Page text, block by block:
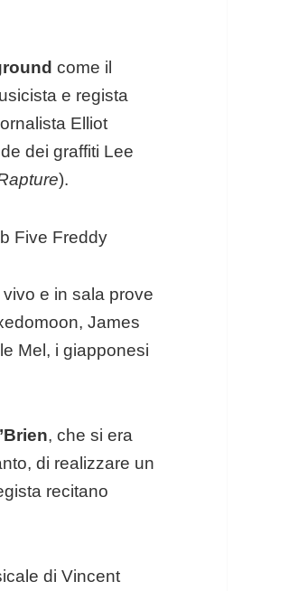
come il
e regista
Elliot
dei graffiti Lee
).
vivo e in sala prove
James
Mel, i giapponesi
, che si era
di realizzare un
recitano
di Vincent